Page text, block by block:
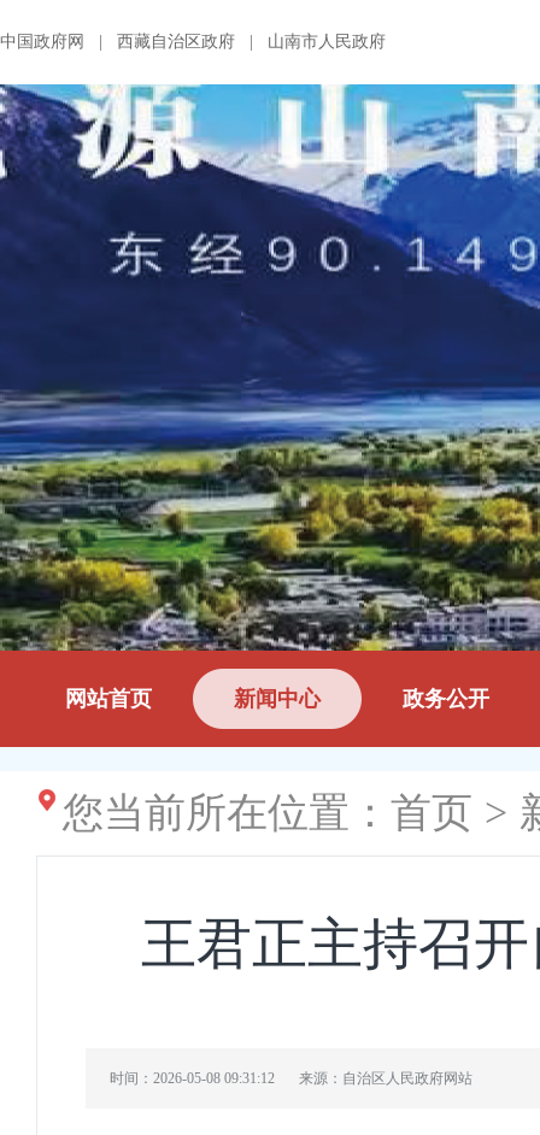
中国政府网 西藏自治区政府 山南市人民政府
网站首页 新闻中心 政务公开
您当前所在位置： 首页 >
王君正主持召
时间：2026-05-08 09:31:12 来源：自治区人民政府网站